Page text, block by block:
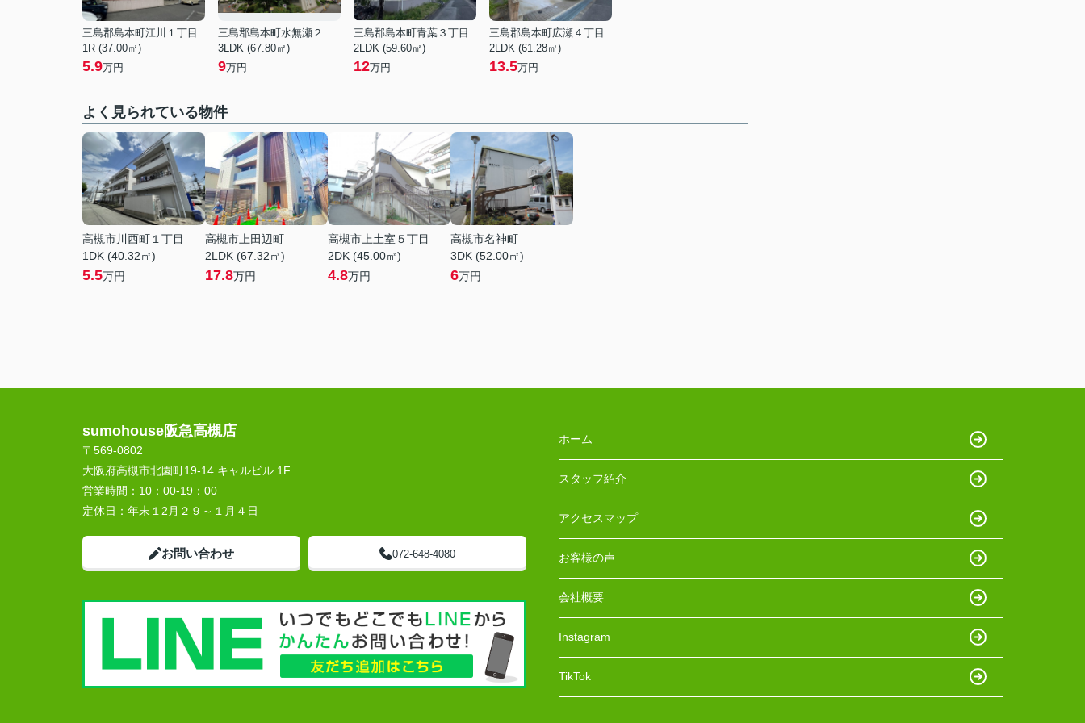
三島郡島本町江川１丁目
1R (37.00㎡)
5.9万円
三島郡島本町水無瀬２丁目
3LDK (67.80㎡)
9万円
三島郡島本町青葉３丁目
2LDK (59.60㎡)
12万円
三島郡島本町広瀬４丁目
2LDK (61.28㎡)
13.5万円
よく見られている物件
高槻市川西町１丁目
1DK (40.32㎡)
5.5万円
高槻市上田辺町
2LDK (67.32㎡)
17.8万円
高槻市上土室５丁目
2DK (45.00㎡)
4.8万円
高槻市名神町
3DK (52.00㎡)
6万円
sumohouse阪急高槻店
〒569-0802
大阪府高槻市北園町19-14 キャルビル 1F
営業時間： 10：00-19：00
定休日： 年末１2月２９～１月４日
お問い合わせ 072-648-4080
ホーム
スタッフ紹介
アクセスマップ
お客様の声
会社概要
Instagram
TikTok